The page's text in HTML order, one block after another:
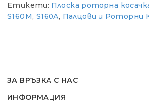
Етикети: Плоска роторна
S160M, S160A, Палцови и Роторни
ЗА ВРЪЗКА С НАС
ИНФОРМАЦИЯ